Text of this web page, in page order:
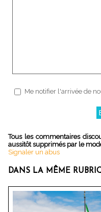
Me notifier l'arrivée de
Tous les commentaires
aussitôt supprimés par le
Signaler un abus
DANS LA MÊME